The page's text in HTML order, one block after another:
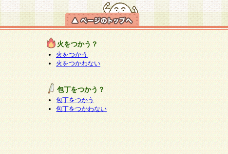
火をつかう？
火をつかう
火をつかわない
包丁をつかう？
包丁をつかう
包丁をつかわない